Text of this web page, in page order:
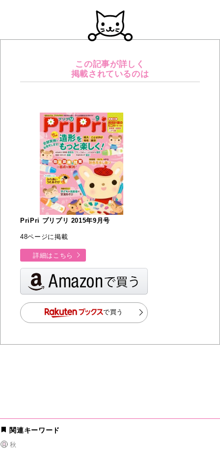
この記事が詳しく
掲載されているのは
PriPri プリプリ 2015年9月号
48ページに掲載
詳細はこちら
で買う
関連キーワード
秋